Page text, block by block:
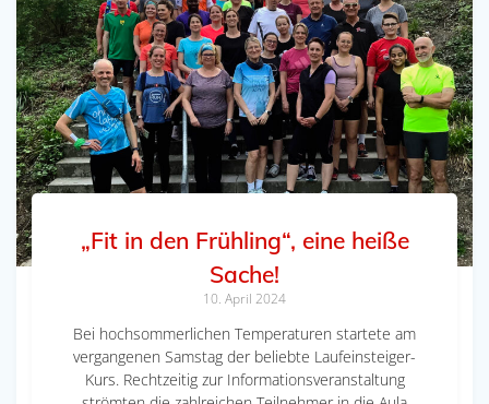
„Fit in den Frühling“, eine heiße
Sache!
10. April 2024
Bei hochsommerlichen Temperaturen startete am
vergangenen Samstag der beliebte Laufeinsteiger-
Kurs. Rechtzeitig zur Informationsveranstaltung